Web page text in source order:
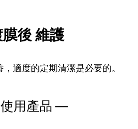
後 維護
適度的定期清潔是必要的。
用產品 —